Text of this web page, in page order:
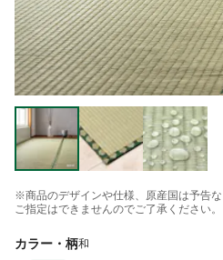
※商品のデザインや仕様、原産国は予告な
ご指定はできませんのでご了承ください。
カラー・柄和